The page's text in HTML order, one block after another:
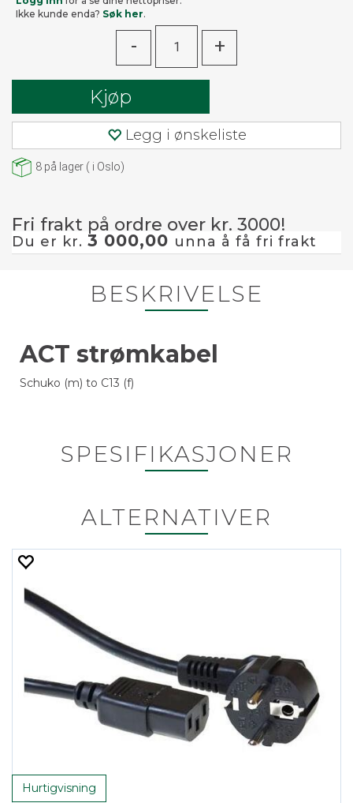
Ikke kunde enda? Søk her.
- +
Kjøp
Legg i ønskeliste
8 på lager ( i Oslo)
Fri frakt på ordre over kr. 3000!
Du er kr. 3 000,00 unna å få fri frakt
BESKRIVELSE
ACT strømkabel
Schuko (m) to C13 (f)
SPESIFIKASJONER
ALTERNATIVER
Hurtigvisning